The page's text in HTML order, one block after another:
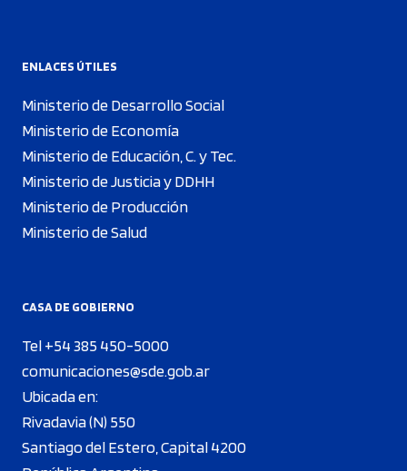
ENLACES ÚTILES
Ministerio de Desarrollo Social
Ministerio de Economía
Ministerio de Educación, C. y Tec.
Ministerio de Justicia y DDHH
Ministerio de Producción
Ministerio de Salud
CASA DE GOBIERNO
Tel +54 385 450-5000
comunicaciones@sde.gob.ar
Ubicada en:
Rivadavia (N) 550
Santiago del Estero, Capital 4200